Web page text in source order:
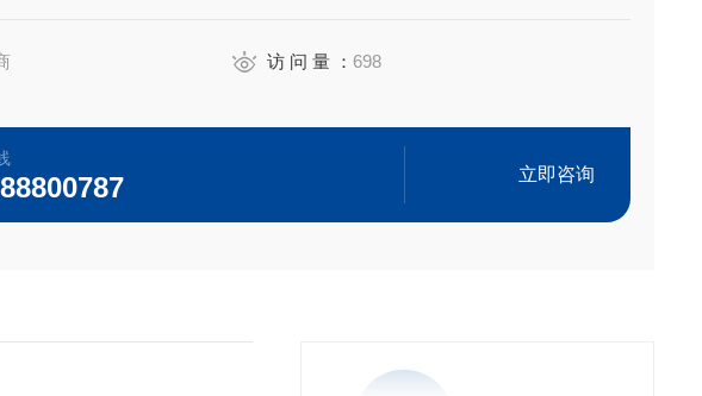
准确度和一致性。
访 问 量 ： 698
立即咨询